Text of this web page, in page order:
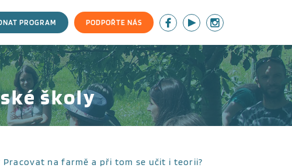
PROGRAM PODPOŘTE NÁS
školy
na farmě a při tom se učit i teorii?